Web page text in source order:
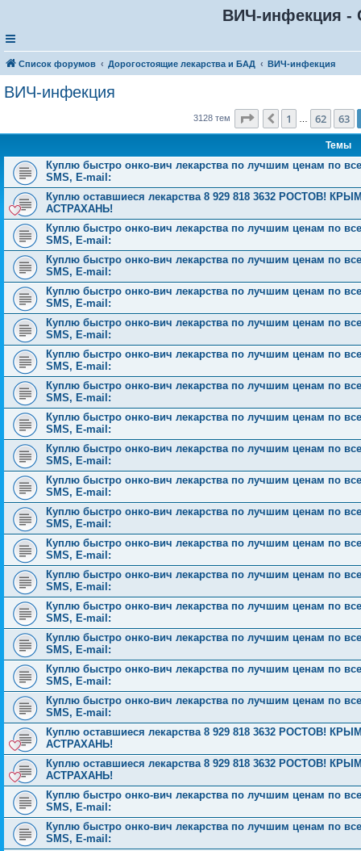
ВИЧ-инфекция -
Список форумов Дорогостоящие лекарства и БАД ВИЧ-инфекция
ВИЧ-инфекция
3128 тем Страница 64из 126
Пред.
1 62 63
Темы
Куплю быстро онко-вич лекарства по лучшим ценам по
SMS, E-mail:
Куплю оставшиеся лекарства 8 929 818 3632 РОСТОВ!
АСТРАХАНЬ!
Куплю быстро онко-вич лекарства по лучшим ценам по
SMS, E-mail:
Куплю быстро онко-вич лекарства по лучшим ценам по
SMS, E-mail:
Куплю быстро онко-вич лекарства по лучшим ценам по
SMS, E-mail:
Куплю быстро онко-вич лекарства по лучшим ценам по
SMS, E-mail:
Куплю быстро онко-вич лекарства по лучшим ценам по
SMS, E-mail:
Куплю быстро онко-вич лекарства по лучшим ценам по
SMS, E-mail:
Куплю быстро онко-вич лекарства по лучшим ценам по
SMS, E-mail:
Куплю быстро онко-вич лекарства по лучшим ценам по
SMS, E-mail:
Куплю быстро онко-вич лекарства по лучшим ценам по
SMS, E-mail:
Куплю быстро онко-вич лекарства по лучшим ценам по
SMS, E-mail:
Куплю быстро онко-вич лекарства по лучшим ценам по
SMS, E-mail:
Куплю быстро онко-вич лекарства по лучшим ценам по
SMS, E-mail:
Куплю быстро онко-вич лекарства по лучшим ценам по
SMS, E-mail:
Куплю быстро онко-вич лекарства по лучшим ценам по
SMS, E-mail:
Куплю быстро онко-вич лекарства по лучшим ценам по
SMS, E-mail:
Куплю быстро онко-вич лекарства по лучшим ценам по
SMS, E-mail:
Куплю оставшиеся лекарства 8 929 818 3632 РОСТОВ!
АСТРАХАНЬ!
Куплю оставшиеся лекарства 8 929 818 3632 РОСТОВ!
АСТРАХАНЬ!
Куплю быстро онко-вич лекарства по лучшим ценам по
SMS, E-mail:
Куплю быстро онко-вич лекарства по лучшим ценам по
SMS, E-mail: